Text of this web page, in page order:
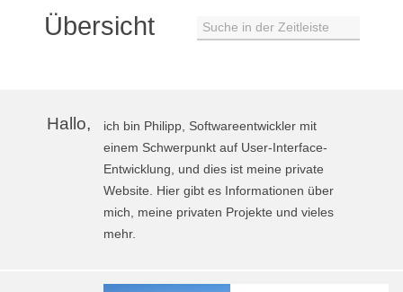
Übersicht Suche in der Zeitleiste
Hallo,
ich bin Philipp, Softwareentwickler mit
einem Schwerpunkt auf User-Interface-
Entwicklung, und dies ist meine private
Website. Hier gibt es Informationen über
mich, meine privaten Projekte und vieles
mehr.